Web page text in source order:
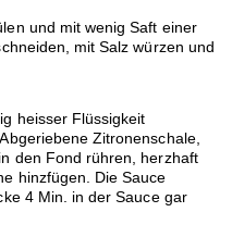
und mit wenig Saft einer
mit Salz würzen und
heisser Flüssigkeit
Zitronenschale,
den Fond rühren, herzhaft
hinzfügen. Die Sauce
4 Min. in der Sauce gar